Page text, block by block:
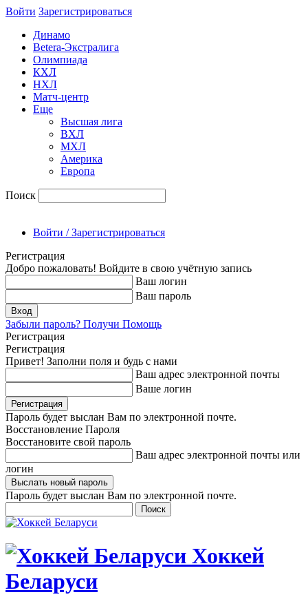
Войти Зарегиcтрироваться
Динамо
Betera-Экстралига
Олимпиада
КХЛ
НХЛ
Матч-центр
Еще
Высшая лига
ВХЛ
МХЛ
Америка
Европа
Поиск
Войти / Зарегистрироваться
Регистрация
Добро пожаловать! Войдите в свою учётную запись
Ваш логин
Ваш пароль
Забыли пароль? Получи Помощь
Регистрация
Регистрация
Привет! Заполни поля и будь с нами
Ваш адрес электронной почты
Ваше логин
Пароль будет выслан Вам по электронной почте.
Восстановление Пароля
Восстановите свой пароль
Ваш адрес электронной почты или
логин
Пароль будет выслан Вам по электронной почте.
Хоккей
Беларуси